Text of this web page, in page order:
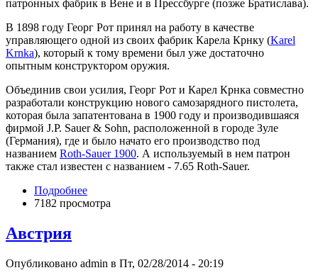
патронных фабрик в Вене и в Прессбурге (позже Братислава).
В 1898 году Георг Рот принял на работу в качестве
управляющего одной из своих фабрик Карела Крнку (Karel
Krnka), который к тому времени был уже достаточно
опытным конструктором оружия.
Объединив свои усилия, Георг Рот и Карел Крнка совместно
разработали конструкцию нового самозарядного пистолета,
которая была запатентована в 1900 году и производившаяся
фирмой J.P. Sauer & Sohn, расположенной в городе Зуле
(Германия), где и было начато его производство под
названием Roth-Sauer 1900. А используемый в нем патрон
также стал известен с названием - 7.65 Roth-Sauer.
Подробнее
7182 просмотра
Австрия
Опубликовано admin в Пт, 02/28/2014 - 20:19